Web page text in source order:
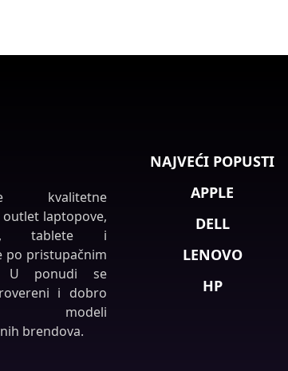
kvalitetne
laptopove,
tablete i
po pristupačnim
U ponudi se
i dobro
modeli
brendova.
NAJVEĆI POPUSTI
APPLE
DELL
LENOVO
HP